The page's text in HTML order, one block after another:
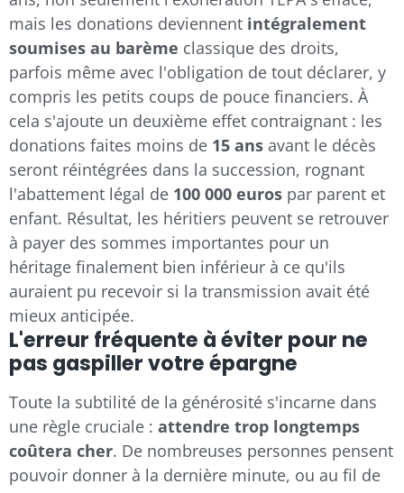
mais les donations deviennent intégralement
soumises au barème classique des droits,
parfois même avec l'obligation de tout déclarer, y
compris les petits coups de pouce financiers. À
cela s'ajoute un deuxième effet contraignant : les
donations faites moins de 15 ans avant le décès
seront réintégrées dans la succession, rognant
l'abattement légal de 100 000 euros par parent et
enfant. Résultat, les héritiers peuvent se retrouver
à payer des sommes importantes pour un
héritage finalement bien inférieur à ce qu'ils
auraient pu recevoir si la transmission avait été
mieux anticipée.
L'erreur fréquente à éviter pour ne
pas gaspiller votre épargne
Toute la subtilité de la générosité s'incarne dans
une règle cruciale : attendre trop longtemps
coûtera cher. De nombreuses personnes pensent
pouvoir donner à la dernière minute, ou au fil de